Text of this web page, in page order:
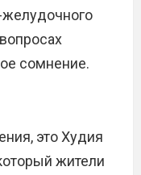
сомнение.
это Худия
жители